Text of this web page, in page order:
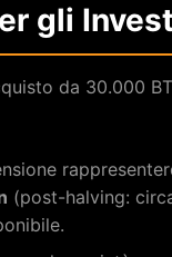
gli
da 30.000
(post-halving: